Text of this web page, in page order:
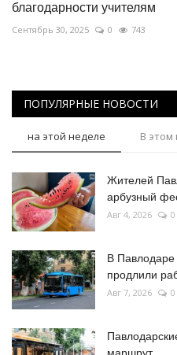
благодарности учителям
Сентябрь 30, 2025 0 743
ПОПУЛЯРНЫЕ НОВОСТИ
на этой неделе В этом
Жителей
арбузный
Авг 4, 2026 0
В Павлодаре
продлили
Авг 7, 2026 0